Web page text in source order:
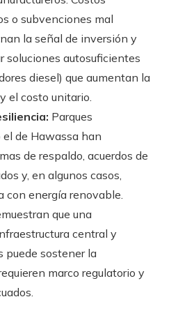
o subvenciones mal
la señal de inversión y
soluciones autosuficientes
diesel) que aumentan la
el costo unitario.
Parques
de Hawassa han
de respaldo, acuerdos de
y, en algunos casos,
con energía renovable.
que una
central y
puede sostener la
marco regulatorio y